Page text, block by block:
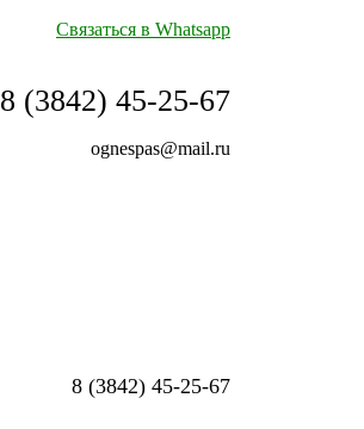
Связаться в Whatsapp
8 (3842) 45-25-67
ognespas@mail.ru
8 (3842) 45-25-67